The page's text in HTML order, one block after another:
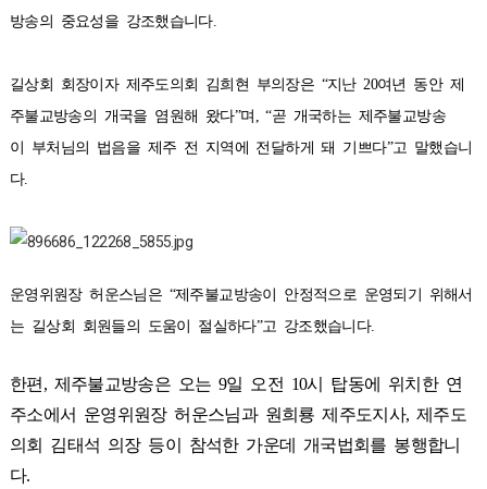
방송의 중요성을 강조했습니다.
길상회 회장이자 제주도의회 김희현 부의장은 “지난20여년 동안 제
주불교방송의 개국을 염원해 왔다”며 , “곧 개국하는 제주불교방송
이 부처님의 법음을 제주 전 지역에 전달하게 돼 기쁘다”고 말했습니
다.
운영위원장 허운스님은 “제주불교방송이 안정적으로 운영되기 위해서
는 길상회 회원들의 도움이 절실하다”고 강조했습니다.
한편 , 제주불교방송은 오는 9일 오전 10시 탑동에 위치한 연
주소에서 운영위원장 허운스님과 원희룡 제주도지사,제주도
의회
김태석 의장 등이 참석한 가운데 개국법회를 봉행합니
다.